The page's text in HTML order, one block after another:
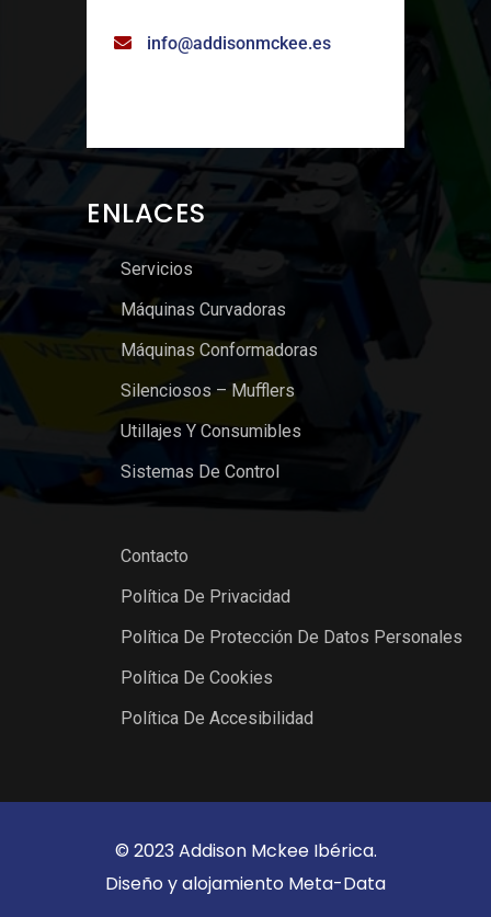
info@addisonmckee.es
ENLACES
Servicios
Máquinas Curvadoras
Máquinas Conformadoras
Silenciosos – Mufflers
Utillajes Y Consumibles
Sistemas De Control
Contacto
Política De Privacidad
Política De Protección De Datos Personales
Política De Cookies
Política De Accesibilidad
© 2023 Addison Mckee Ibérica.
Diseño y alojamiento Meta-Data